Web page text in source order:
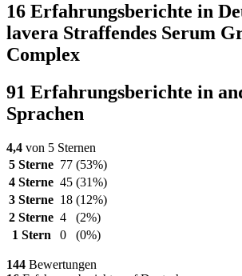
16 Erfahrungsberichte in
lavera Straffendes Serum
Complex
91 Erfahrungsberichte in
Sprachen
4,4 von 5 Sternen
5 Sterne 77 (53%)
4 Sterne 45 (31%)
3 Sterne 18 (12%)
2 Sterne 4
(2%)
1 Stern
0 (0%)
144 Bewertungen